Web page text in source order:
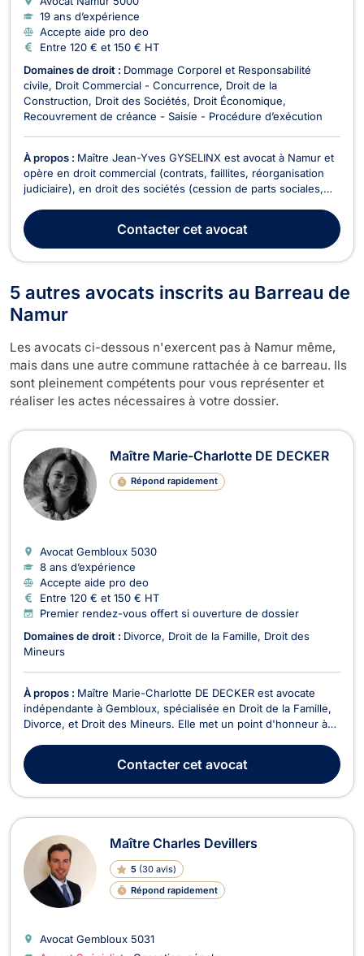
19 ans d’expérience
Accepte aide pro deo
Entre 120 € et 150 € HT
Domaines de droit : Dommage Corporel et Responsabilité
civile
Droit Commercial - Concurrence
Droit de la
Construction
Droit des Sociétés Droit Économique
Recouvrement de créance - Saisie - Procédure d’exécution
À propos : Maître Jean-Yves GYSELINX est avocat à Namur et
opère en droit commercial (contrats, faillites, réorganisation
judiciaire), en droit des sociétés (cession de parts sociales,
et en droit de la responsabilité civile. Maître Jean-Yves
GYSELINX vous représente en ...
Contactercet avocat
5 autres avocats inscrits au Barreau de
Namur
Les avocats ci-dessous n'exercent pas à Namur même,
mais dans une autre commune rattachée à ce barreau. Ils
sont pleinement compétents pour vous représenter et
réaliser les actes nécessaires à votre dossier.
Maître Marie-Charlotte DE DECKER
Répond rapidement
Avocat Gembloux 5030
8 ans d’expérience
Accepte aide pro deo
Entre 120 € et 150 € HT
Premier rendez-vous offert si ouverture de dossier
Domaines de droit : Divorce Droit de la Famille
Droit des
Mineurs
À propos : Maître Marie-Charlotte DE DECKER est avocate
indépendante à Gembloux, spécialisée en Droit de la Famille,
Divorce, et Droit des Mineurs. Elle met un point d'honneur à
à l'écoute de leurs besoins et en les guidant à chaque étape
de leur démarche juridique. En Droi...
Contactercet avocat
Maître Charles Devillers
5 (30 avis)
Répond rapidement
Avocat Gembloux 5031